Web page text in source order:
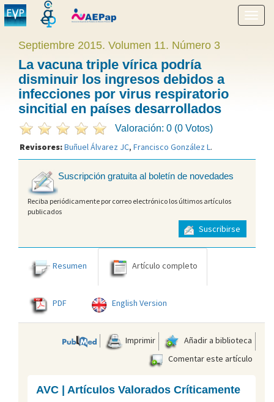
menú
Septiembre 2015. Volumen 11. Número 3
La vacuna triple vírica podría
disminuir los ingresos debidos a
infecciones por virus respiratorio
sincitial en países desarrollados
Valoración: 0 (0 Votos)
Revisores:Buñuel Álvarez JC, Francisco González L.
Suscripción gratuita al boletín de novedades
Reciba periódicamente por correo electrónico los últimos artículos
publicados
Suscribirse
Resumen Artículo completo
PDF English Version
Imprimir
Añadir a biblioteca
Comentar este artículo
AVC | Artículos Valorados Críticamente